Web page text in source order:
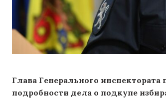
Глава Генерального
подробности дела о подкупе